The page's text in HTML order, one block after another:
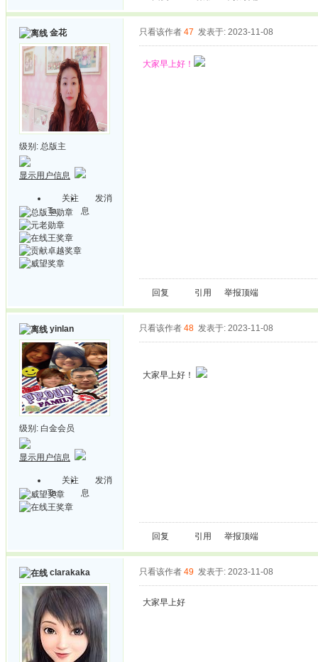
金花
级别: 总版主
显示用户信息
关注
Ta
发消
息
只看该作者 47 发表于: 2023-11-08
大家早上好！
回复 引用 举报顶端
yinlan
级别: 白金会员
显示用户信息
关注
Ta
发消
息
只看该作者 48 发表于: 2023-11-08
大家早上好！
回复 引用 举报顶端
clarakaka 只看该作者 49 发表于: 2023-11-08
大家早上好